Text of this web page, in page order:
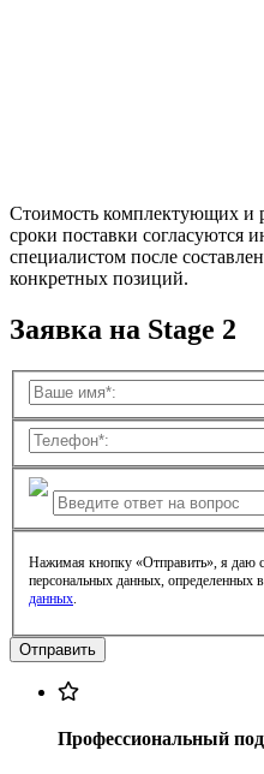
Стоимость комплектующих и
сроки поставки согласуются
специалистом после
конкретных позиций.
Заявка на Stage 2
Нажимая кнопку «Отправить», я даю
персональных данных, определенных в
данных
Профессиональный